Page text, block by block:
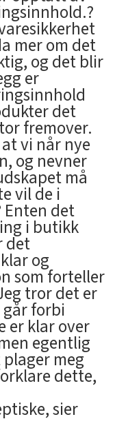
mer om det
og det blir
er
det
fremover.
vi når nye
og nevner
må
vil de i
Enten det
i butikk
det
og
som forteller
tror det er
går forbi
er klar over
egentlig
meg
dette,
sier